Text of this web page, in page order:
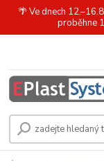
🌴 Ve dnech
proběhne